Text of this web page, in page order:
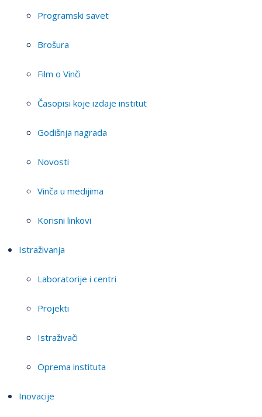
Programski savet
Brošura
Film o Vinči
Časopisi koje izdaje institut
Godišnja nagrada
Novosti
Vinča u medijima
Korisni linkovi
Istraživanja
Laboratorije i centri
Projekti
Istraživači
Oprema instituta
Inovacije